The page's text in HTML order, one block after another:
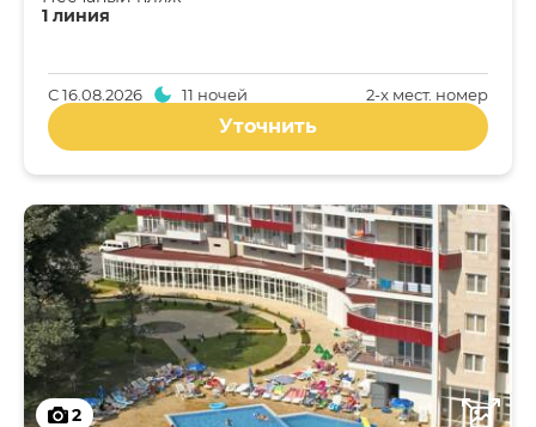
1 линия
2-x мест. номер
С16.08.2026 11 ночей
Уточнить
2